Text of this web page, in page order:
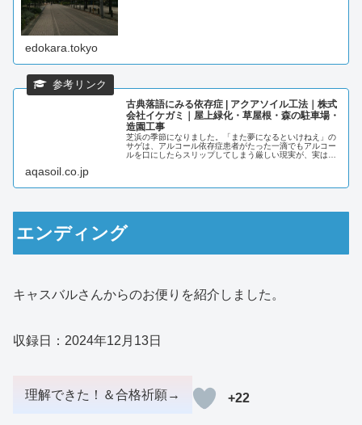
edokara.tokyo
古典落語にみる依存症 | アクアソイル工法｜株式
会社イケガミ｜屋上緑化・草屋根・森の駐車場・
造園工事
芝浜の季節になりました。「また夢になるといけねえ」の
サゲは、アルコール依存症患者がたった一滴でもアルコー
ルを口にしたらスリップしてしまう厳しい現実が、実は古
aqasoil.co.jp
エンディング
キャスバルさんからのお便りを紹介しました。
収録日：2024年12月13日
+22